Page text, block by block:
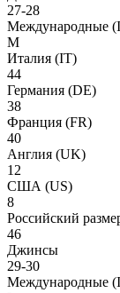
27-28
Международные
M
Италия (IT)
44
Германия (DE)
38
Франция (FR)
40
Англия (UK)
12
США (US)
8
Российский
46
Джинсы
29-30
Международные